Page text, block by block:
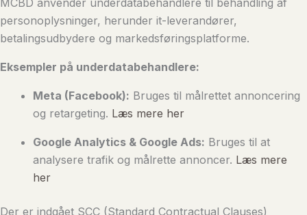
MCBD anvender underdatabehandlere til behandling af
personoplysninger, herunder it-leverandører,
betalingsudbydere og markedsføringsplatforme.
Eksempler på underdatabehandlere:
Meta (Facebook): Bruges til målrettet annoncering
og retargeting. Læs mere her
Google Analytics & Google Ads: Bruges til at
analysere trafik og målrette annoncer. Læs mere
her
Der er indgået SCC (Standard Contractual Clauses)